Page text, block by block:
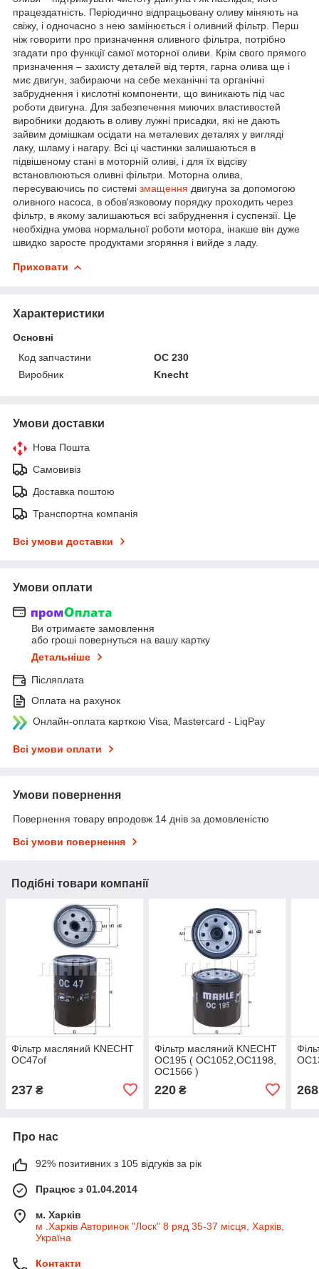
працездатність. Періодично відпрацьовану оливу міняють на
свіжу, і одночасно з нею замінюється і оливний фільтр. Перш
ніж говорити про призначення оливного фільтра, потрібно
згадати про функції самої моторної оливи. Крім свого прямого
призначення – захисту деталей від тертя, гарна олива ще і
миє двигун, забираючи на себе механічні та органічні
забруднення і кислотні компоненти, що виникають під час
роботи двигуна. Для забезпечення миючих властивостей
виробники додають в оливу лужні присадки, які не дають
зайвим домішкам осідати на металевих деталях у вигляді
лаку, шламу і нагару. Всі ці частинки залишаються в
підвішеному стані в моторній оливі, і для їх відсіву
встановлюються оливні фільтри. Моторна олива,
пересуваючись по системі змащення двигуна за допомогою
оливного насоса, в обов'язковому порядку проходить через
фільтр, в якому залишаються всі забруднення і суспензії. Це
необхідна умова нормальної роботи мотора, інакше він дуже
швидко заросте продуктами згоряння і вийде з ладу.
Приховати
Характеристики
Основні
Код запчастини
OC 230
Виробник
Knecht
Умови доставки
Нова Пошта
Самовивіз
Доставка поштою
Транспортна компанія
Всі умови доставки
Умови оплати
Ви отримаєте замовлення
або гроші повернуться на вашу картку
Детальніше
Післяплата
Оплата на рахунок
Онлайн-оплата карткою Visa, Mastercard - LiqPay
Всі умови оплати
Умови повернення
Повернення товару впродовж 14 днів за домовленістю
Всі умови повернення
Подібні товари компанії
Фільтр масляний KNECHT
OC47of
237 ₴
Фільтр масляний KNECHT
OC195 ( OC1052,OC1198,
OC1566 )
220₴ 268
Про нас
92% позитивних з 105 відгуків за рік
Працює з 01.04.2014
м. Харків
м .Харків Авторинок "Лоск" 8 ряд 35-37 місця, Харків,
Україна
Контакти